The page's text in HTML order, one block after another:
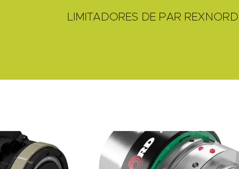
LIMITADORES DE PAR